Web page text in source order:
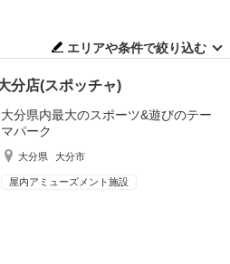
エリアや条件で絞り込む
分店(スポッチャ)
大分県内最大のスポーツ&遊びのテー
マパーク
大分県 大分市
屋内アミューズメント施設